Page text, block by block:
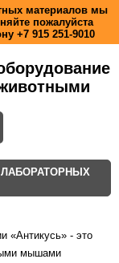
материалов мы
пожалуйста
+7 915 251-9010
«Антикусь» - это
мышами